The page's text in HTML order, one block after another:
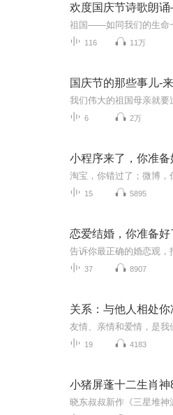
欢度国庆节诗歌朗
116 11万
国庆节的那些事儿-
6 2万
小程序来了，你准备
15 5895
恋爱结婚，你准备好
37 8907
关系：与他人相处
19 4183